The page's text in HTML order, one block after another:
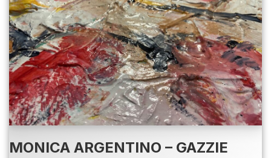
MONICA ARGENTINO – GAZZIE